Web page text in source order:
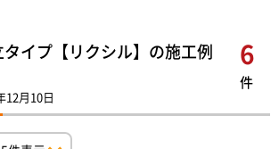
イプ【リクシル】の施工例
6
件
12月10日